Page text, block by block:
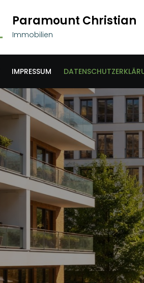
Paramount Christian
Immobilien
IMPRESSUM